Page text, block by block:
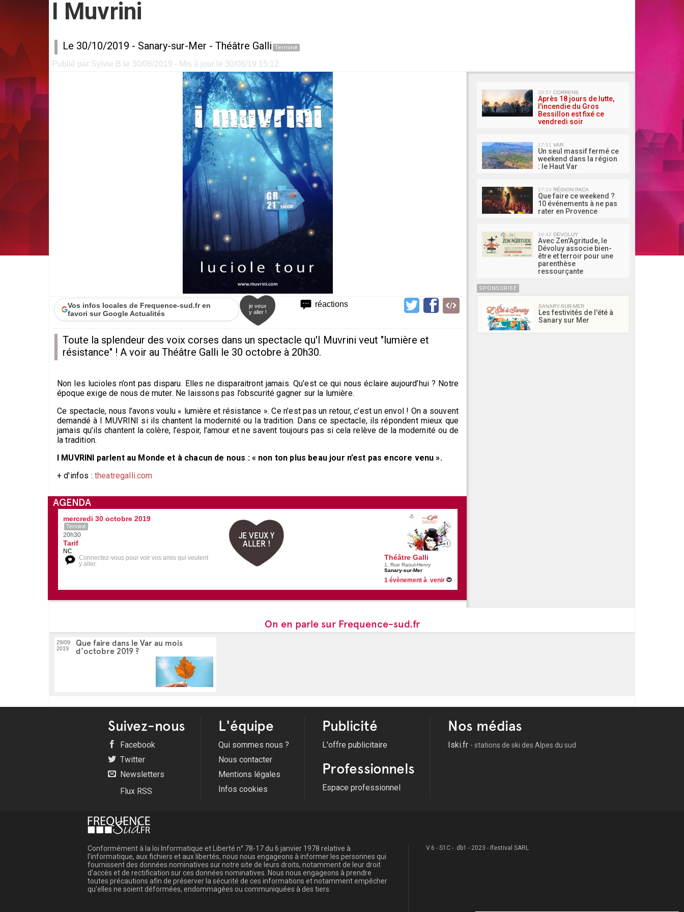
I Muvrini
Le 30/10/2019 - Sanary-sur-Mer - Théâtre Galli Terminé
Publié par Sylvie B le 30/06/2019 - Mis à jour le 30/06/19 15:12
réactions
Vos infos locales de Frequence-sud.fr en
favori sur Google Actualités
je veux
y aller !
Toute la splendeur des voix corses dans un spectacle qu'I Muvrini veut "lumière et
résistance" ! A voir au Théâtre Galli le 30 octobre à 20h30.
Non les lucioles n’ont pas disparu. Elles ne disparaitront jamais. Qu’est ce qui nous éclaire aujourd’hui ? Notre
époque exige de nous de muter. Ne laissons pas l’obscurité gagner sur la lumière.
Ce spectacle, nous l’avons voulu « lumière et résistance ». Ce n’est pas un retour, c’est un envol ! On a souvent
demandé à I MUVRINI si ils chantent la modernité ou la tradition. Dans ce spectacle, ils répondent mieux que
jamais qu’ils chantent la colère, l’espoir, l’amour et ne savent toujours pas si cela relève de la modernité ou de
la tradition.
I MUVRINI parlent au Monde et à chacun de nous : « non ton plus beau jour n’est pas encore venu ».
+ d'infos : theatregalli.com
AGENDA
mercredi 30 octobre 2019
Terminé
20h30
Tarif
NC
Connectez-vous pour voir vos amis qui veulent
y aller.
JE VEUX Y
ALLER !
Théâtre Galli
1, Rue Raoul-Henry
Sanary-sur-Mer
1 évènement à venir
20:57 CORRENS
Après 18 jours de lutte,
l'incendie du Gros
Bessillon est fixé ce
vendredi soir
17:51 VAR
Un seul massif fermé ce
weekend dans la région
: le Haut Var
17:24 RÉGION PACA
Que faire ce weekend ?
10 événements à ne pas
rater en Provence
16:42 DEVOLUY
Avec Zen'Agritude, le
Dévoluy associe bien-
être et terroir pour une
parenthèse
ressourçante
SPONSORISÉ
SANARY-SUR-MER
Les festivités de l'été à
Sanary sur Mer
On en parle sur Frequence-sud.fr
29/09
2019
Que faire dans le Var au mois
d'octobre 2019 ?
Suivez-nous
Facebook
Twitter
Newsletters
Flux RSS
L'équipe
Qui sommes nous ?
Nous contacter
Mentions légales
Infos cookies
Publicité
L'offre publicitaire
Professionnels
Espace professionnel
Nos médias
Iski.fr - stations de ski des Alpes du sud
Conformément à la loi Informatique et Liberté n° 78-17 du 6 janvier 1978 relative à
l'informatique, aux fichiers et aux libertés, nous nous engageons à informer les personnes qui
fournissent des données nominatives sur notre site de leurs droits, notamment de leur droit
d'accès et de rectification sur ces données nominatives. Nous nous engageons à prendre
toutes précautions afin de préserver la sécurité de ces informations et notamment empêcher
qu'elles ne soient déformées, endommagées ou communiquées à des tiers.
V.6 - S1C - .db1 - 2023 - Ifestival SARL